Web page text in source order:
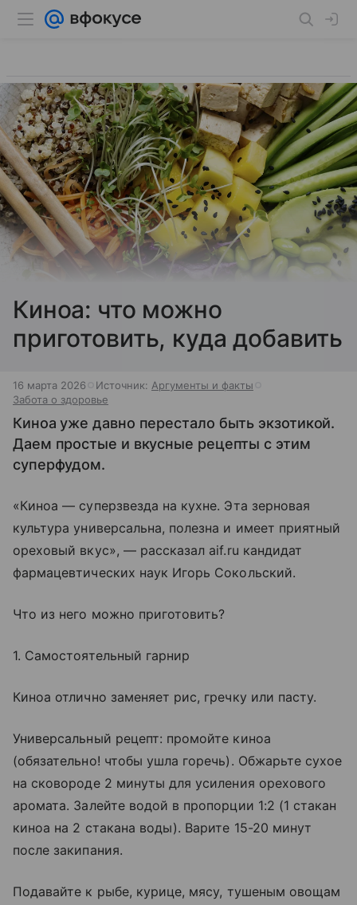
Киноа: что можно
приготовить, куда добавить
16 марта 2026 Источник: Аргументы и факты
Забота о здоровье
Киноа уже давно перестало быть экзотикой.
Даем простые и вкусные рецепты с этим
суперфудом.
«Киноа — суперзвезда на кухне. Эта зерновая
культура универсальна, полезна и имеет приятный
ореховый вкус», — рассказал aif.ru кандидат
фармацевтических наук Игорь Сокольский.
Что из него можно приготовить?
1. Самостоятельный гарнир
Киноа отлично заменяет рис, гречку или пасту.
Универсальный рецепт: промойте киноа
(обязательно! чтобы ушла горечь). Обжарьте сухое
на сковороде 2 минуты для усиления орехового
аромата. Залейте водой в пропорции 1:2 (1 стакан
киноа на 2 стакана воды). Варите 15-20 минут
после закипания.
Подавайте к рыбе, курице, мясу, тушеным овощам